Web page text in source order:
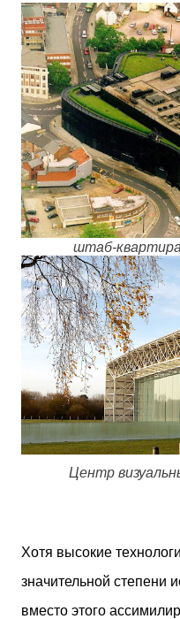
штаб-
Центр
Хотя высокие
значительной степени
вместо этого